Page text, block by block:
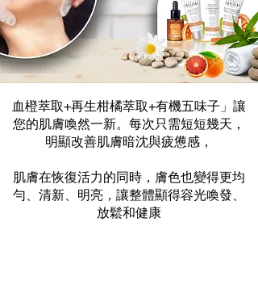
血橙萃取+再生柑橘萃取+有機五味子」讓
您的肌膚喚然一新。每次只需短短幾天，
明顯改善肌膚暗沈與疲憊感，
肌膚在恢復活力的同時，膚色也變得更均
勻、清新、明亮，讓整體顯得容光喚發、
放鬆和健康